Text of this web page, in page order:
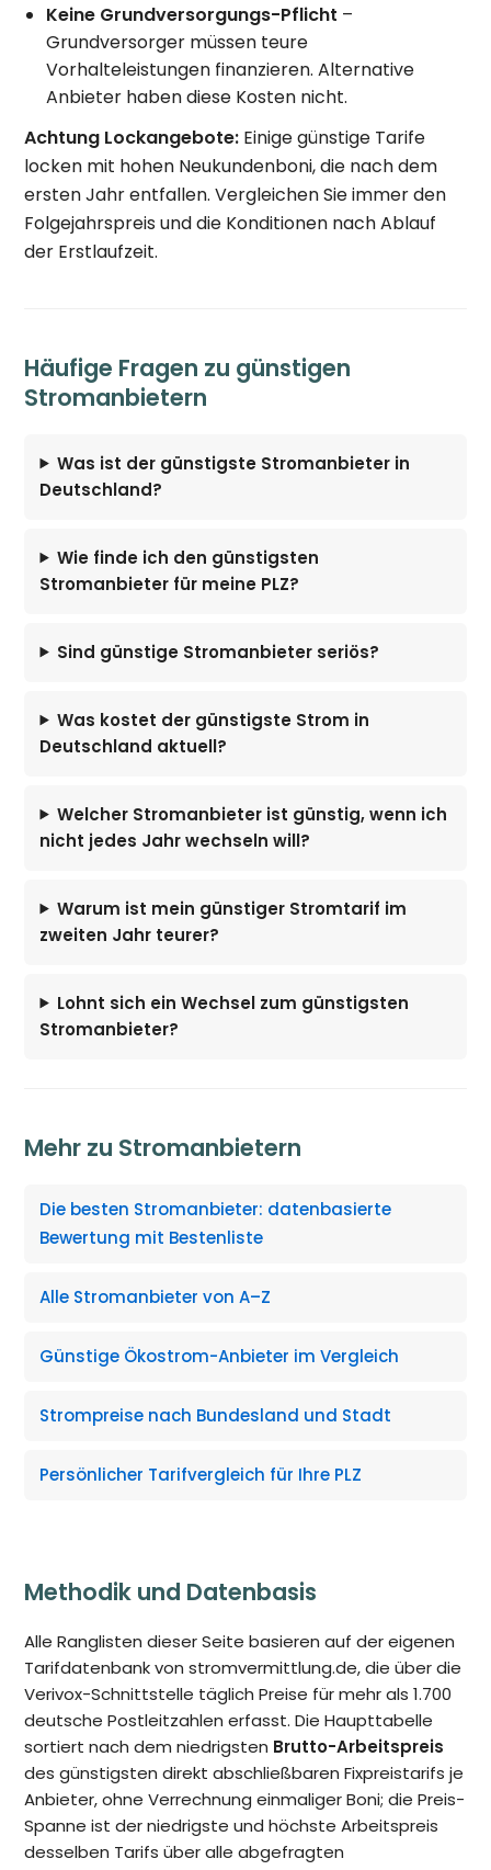
Keine Grundversorgungs-Pflicht –
Grundversorger müssen teure
Vorhalteleistungen finanzieren. Alternative
Anbieter haben diese Kosten nicht.
Achtung Lockangebote: Einige günstige Tarife
locken mit hohen Neukundenboni, die nach dem
ersten Jahr entfallen. Vergleichen Sie immer den
Folgejahrspreis und die Konditionen nach Ablauf
der Erstlaufzeit.
Häufige Fragen zu günstigen
Stromanbietern
Was ist der günstigste Stromanbieter in
Deutschland?
Wie finde ich den günstigsten
Stromanbieter für meine PLZ?
Sind günstige Stromanbieter seriös?
Was kostet der günstigste Strom in
Deutschland aktuell?
Welcher Stromanbieter ist günstig, wenn ich
nicht jedes Jahr wechseln will?
Warum ist mein günstiger Stromtarif im
zweiten Jahr teurer?
Lohnt sich ein Wechsel zum günstigsten
Stromanbieter?
Mehr zu Stromanbietern
Die besten Stromanbieter: datenbasierte
Bewertung mit Bestenliste
Alle Stromanbieter von A–Z
Günstige Ökostrom-Anbieter im Vergleich
Strompreise nach Bundesland und Stadt
Persönlicher Tarifvergleich für Ihre PLZ
Methodik und Datenbasis
Alle Ranglisten dieser Seite basieren auf der eigenen
Tarifdatenbank von stromvermittlung.de, die über die
Verivox-Schnittstelle täglich Preise für mehr als 1.700
deutsche Postleitzahlen erfasst. Die Haupttabelle
sortiert nach dem niedrigsten Brutto-Arbeitspreis
des günstigsten direkt abschließbaren Fixpreistarifs je
Anbieter, ohne Verrechnung einmaliger Boni; die Preis-
Spanne ist der niedrigste und höchste Arbeitspreis
desselben Tarifs über alle abgefragten